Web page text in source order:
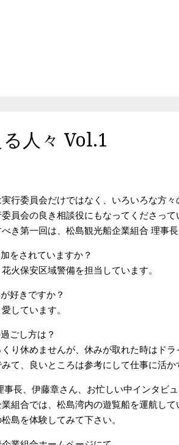
人々 Vol.1
行委員会だけではなく、いろいろな方
員会の良き相談役にもなってくださっ
き第一回は、松島観光船企業組合 理事
をされていますか？
火保安区域警備を担当しています。
好きですか？
しています。
ごし方は？
り休めませんが、休みが取れた時はド
て、良いところは参考にして仕事に活
事長、伊藤章さん、お忙しい中インタビ
組合では、松島湾内の遊覧船を運航し
島を体験してみて下さい。